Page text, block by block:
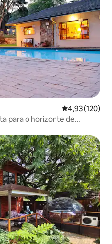
4,93 de uma
4,93 (120)
para o horizonte de
dos hóspedes